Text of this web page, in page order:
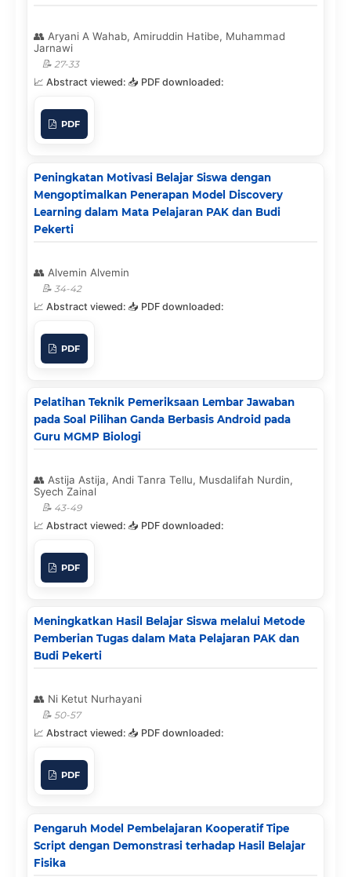
Aryani A Wahab, Amiruddin Hatibe, Muhammad
Jarnawi
27-33
PDF
Peningkatan Motivasi Belajar Siswa dengan
Mengoptimalkan Penerapan Model Discovery
Learning dalam Mata Pelajaran PAK dan Budi
Pekerti
Alvemin Alvemin
34-42
PDF
Pelatihan Teknik Pemeriksaan Lembar Jawaban
pada Soal Pilihan Ganda Berbasis Android pada
Guru MGMP Biologi
Astija Astija, Andi Tanra Tellu, Musdalifah Nurdin,
Syech Zainal
43-49
PDF
Meningkatkan Hasil Belajar Siswa melalui Metode
Pemberian Tugas dalam Mata Pelajaran PAK dan
Budi Pekerti
Ni Ketut Nurhayani
50-57
PDF
Pengaruh Model Pembelajaran Kooperatif Tipe
Script dengan Demonstrasi terhadap Hasil Belajar
Fisika